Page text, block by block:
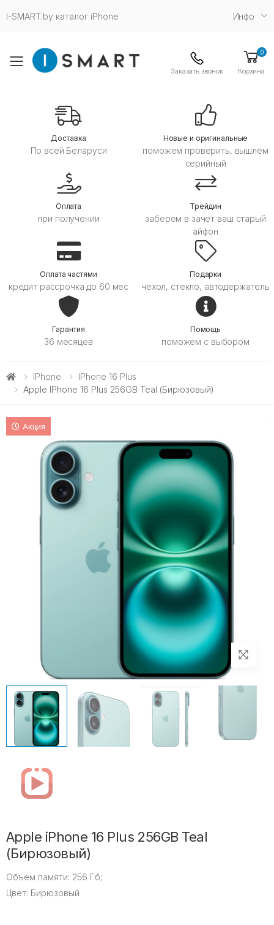
I-SMART.by каталог iPhone Инфо
Toggle mobile menuЗаказать звонок
0
Корзина
Дoставка
По всей Беларуси
Новые и оригинальные
поможем проверить, вышлем
серийный
Оплата
при получении
Трейдин
заберем в зачет ваш старый
айфон
Оплата частями
кредит рассрочка до 60 мес
Подарки
чехол, стекло, автодержатель
Гарантия
36 месяцев
Помощь
поможем с выбором
IPhone
IPhone 16 Plus
Apple IPhone 16 Plus 256GB Teal (Бирюзовый)
Акция
Apple iPhone 16 Plus 256GB Teal
(Бирюзовый)
Объем памяти: 256 Гб;
Цвет: Бирюзовый